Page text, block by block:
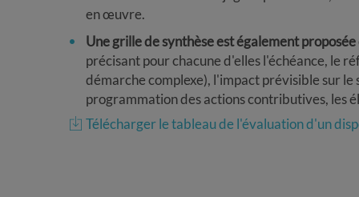
en œuvre.
Une grille de synthèse est également
précisant pour chacune d'elles l'échéance, le
démarche complexe), l'impact prévisible sur
programmation des actions contributives, les
Télécharger le tableau de l'évaluation d'un